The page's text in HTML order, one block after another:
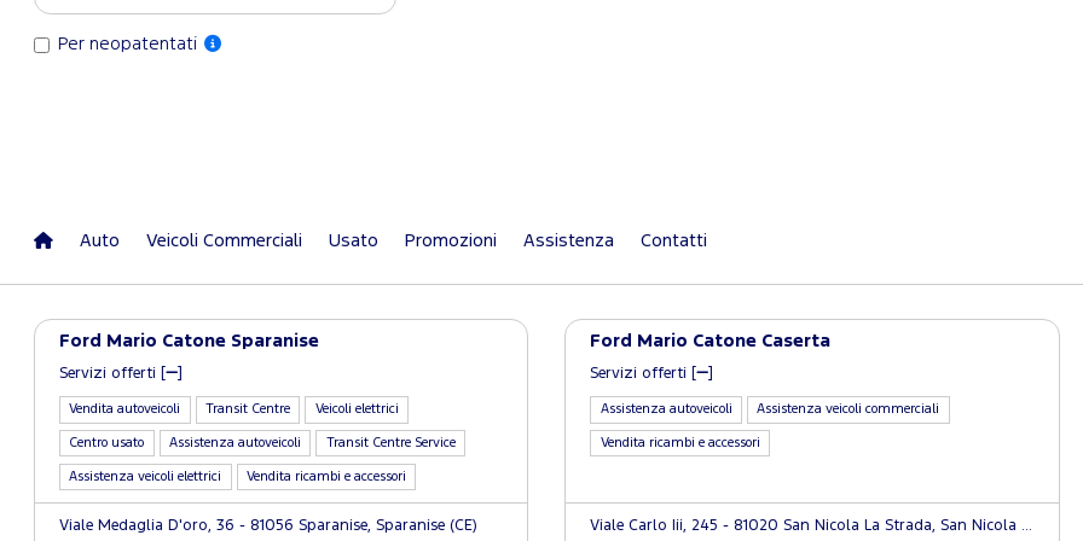
Per neopatentati
Auto Veicoli Commerciali Usato Promozioni Assistenza Contatti
Ford Mario Catone Sparanise
Servizi offerti [
Vendita autoveicoli Transit Centre Veicoli elettrici
Centro usato Assistenza autoveicoli Transit Centre Service
Assistenza veicoli elettrici Vendita ricambi e accessori
Viale Medaglia D'oro, 36 - 81056 Sparanise, Sparanise (CE)
Ford Mario Catone Caserta
Servizi offerti [
Assistenza autoveicoli Assistenza veicoli commerciali
Vendita ricambi e accessori
Viale Carlo Iii, 245 - 81020 San Nicola La Strada, San Nicola la Strada (CE)